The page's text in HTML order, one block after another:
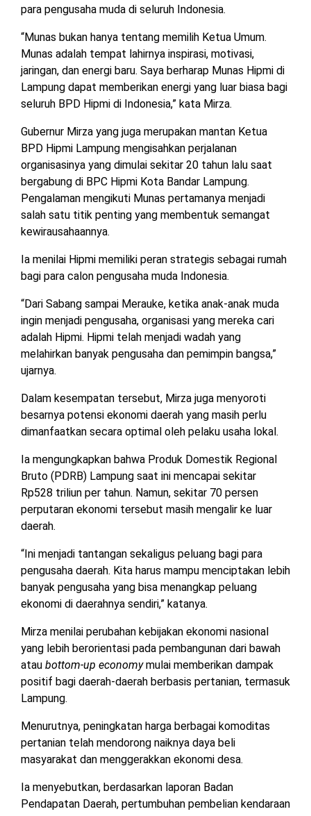
INFO
PERIKLANAN
KEBIJAKAN
PRIVASI
SOSIAL
MEDIA
PEDOMAN
MEDIA
SIBER
REDAKSI
TENTANG
KAMI
para pengusaha muda di seluruh Indonesia.
“Munas bukan hanya tentang memilih Ketua Umum.
Munas adalah tempat lahirnya inspirasi, motivasi,
jaringan, dan energi baru. Saya berharap Munas Hipmi di
Lampung dapat memberikan energi yang luar biasa bagi
seluruh BPD Hipmi di Indonesia,” kata Mirza.
Gubernur Mirza yang juga merupakan mantan Ketua
BPD Hipmi Lampung mengisahkan perjalanan
organisasinya yang dimulai sekitar 20 tahun lalu saat
bergabung di BPC Hipmi Kota Bandar Lampung.
Pengalaman mengikuti Munas pertamanya menjadi
salah satu titik penting yang membentuk semangat
kewirausahaannya.
Ia menilai Hipmi memiliki peran strategis sebagai rumah
bagi para calon pengusaha muda Indonesia.
“Dari Sabang sampai Merauke, ketika anak-anak muda
ingin menjadi pengusaha, organisasi yang mereka cari
adalah Hipmi. Hipmi telah menjadi wadah yang
melahirkan banyak pengusaha dan pemimpin bangsa,”
ujarnya.
Dalam kesempatan tersebut, Mirza juga menyoroti
besarnya potensi ekonomi daerah yang masih perlu
dimanfaatkan secara optimal oleh pelaku usaha lokal.
Ia mengungkapkan bahwa Produk Domestik Regional
Bruto (PDRB) Lampung saat ini mencapai sekitar
Rp528 triliun per tahun. Namun, sekitar 70 persen
perputaran ekonomi tersebut masih mengalir ke luar
daerah.
“Ini menjadi tantangan sekaligus peluang bagi para
pengusaha daerah. Kita harus mampu menciptakan lebih
banyak pengusaha yang bisa menangkap peluang
ekonomi di daerahnya sendiri,” katanya.
Mirza menilai perubahan kebijakan ekonomi nasional
yang lebih berorientasi pada pembangunan dari bawah
atau bottom-up economymulai memberikan dampak
positif bagi daerah-daerah berbasis pertanian, termasuk
Lampung.
Menurutnya, peningkatan harga berbagai komoditas
pertanian telah mendorong naiknya daya beli
masyarakat dan menggerakkan ekonomi desa.
Ia menyebutkan, berdasarkan laporan Badan
Pendapatan Daerah, pertumbuhan pembelian kendaraan